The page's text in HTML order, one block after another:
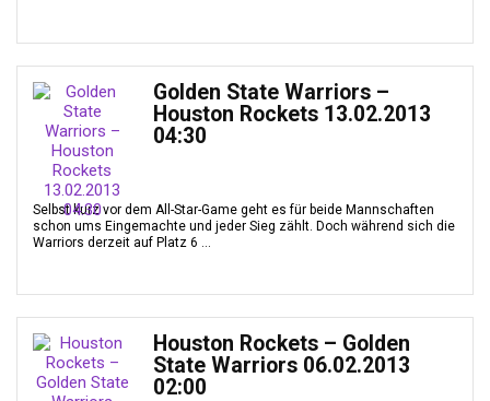
Golden State Warriors –
Houston Rockets 13.02.2013
04:30
Selbst kurz vor dem All-Star-Game geht es für beide Mannschaften
schon ums Eingemachte und jeder Sieg zählt. Doch während sich die
Warriors derzeit auf Platz 6 ...
Houston Rockets – Golden
State Warriors 06.02.2013
02:00